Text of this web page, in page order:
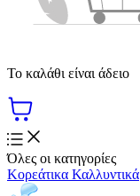
Το καλάθι είναι άδειο
Όλες οι κατηγορίες
Κορεάτικα Καλλυντικά